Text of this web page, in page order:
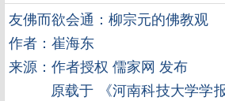
友佛而欲会通：柳宗元的佛教观
作者：崔海东
来源：作者授权 儒家网 发布
原载于 《河南科技大学学报